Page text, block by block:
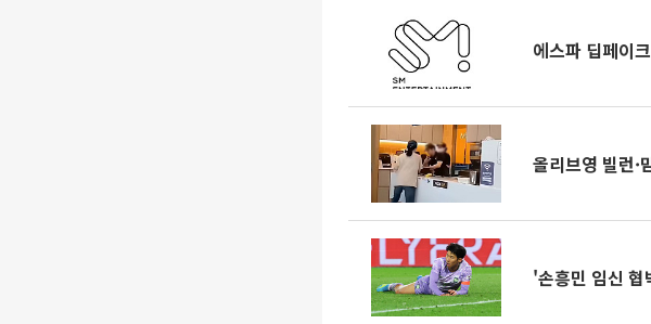
에스파 딥페이
올리브영 빌런
'손흥민 임신